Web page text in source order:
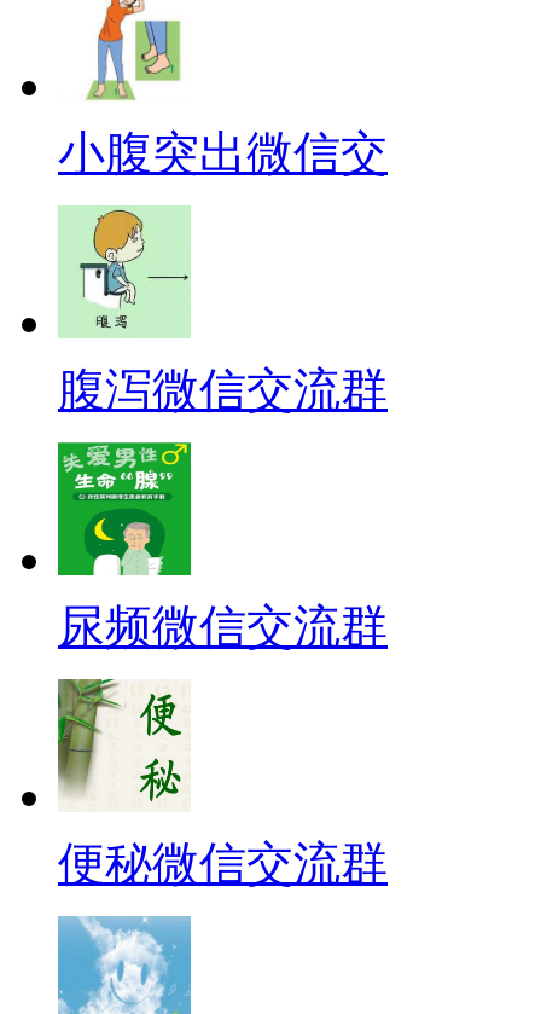
小腹突出微信交
腹泻微信交流群
尿频微信交流群
便秘微信交流群